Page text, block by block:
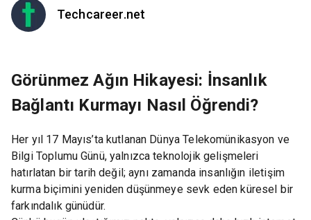
Techcareer.net
Görünmez Ağın Hikayesi: İnsanlık
Bağlantı Kurmayı Nasıl Öğrendi?
Her yıl 17 Mayıs’ta kutlanan Dünya Telekomünikasyon ve
Bilgi Toplumu Günü, yalnızca teknolojik gelişmeleri
hatırlatan bir tarih değil; aynı zamanda insanlığın iletişim
kurma biçimini yeniden düşünmeye sevk eden küresel bir
farkındalık günüdür.